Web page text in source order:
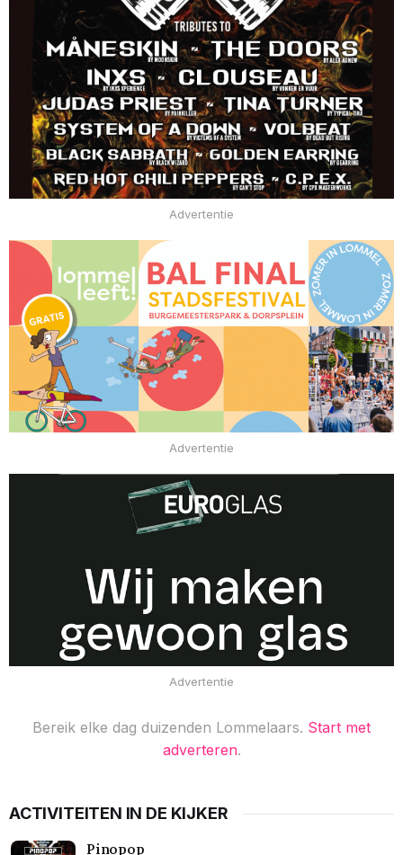
Advertentie
Advertentie
Advertentie
Bereik elke dag duizenden Lommelaars. Start met
adverteren.
ACTIVITEITEN IN DE KIJKER
Pinopop